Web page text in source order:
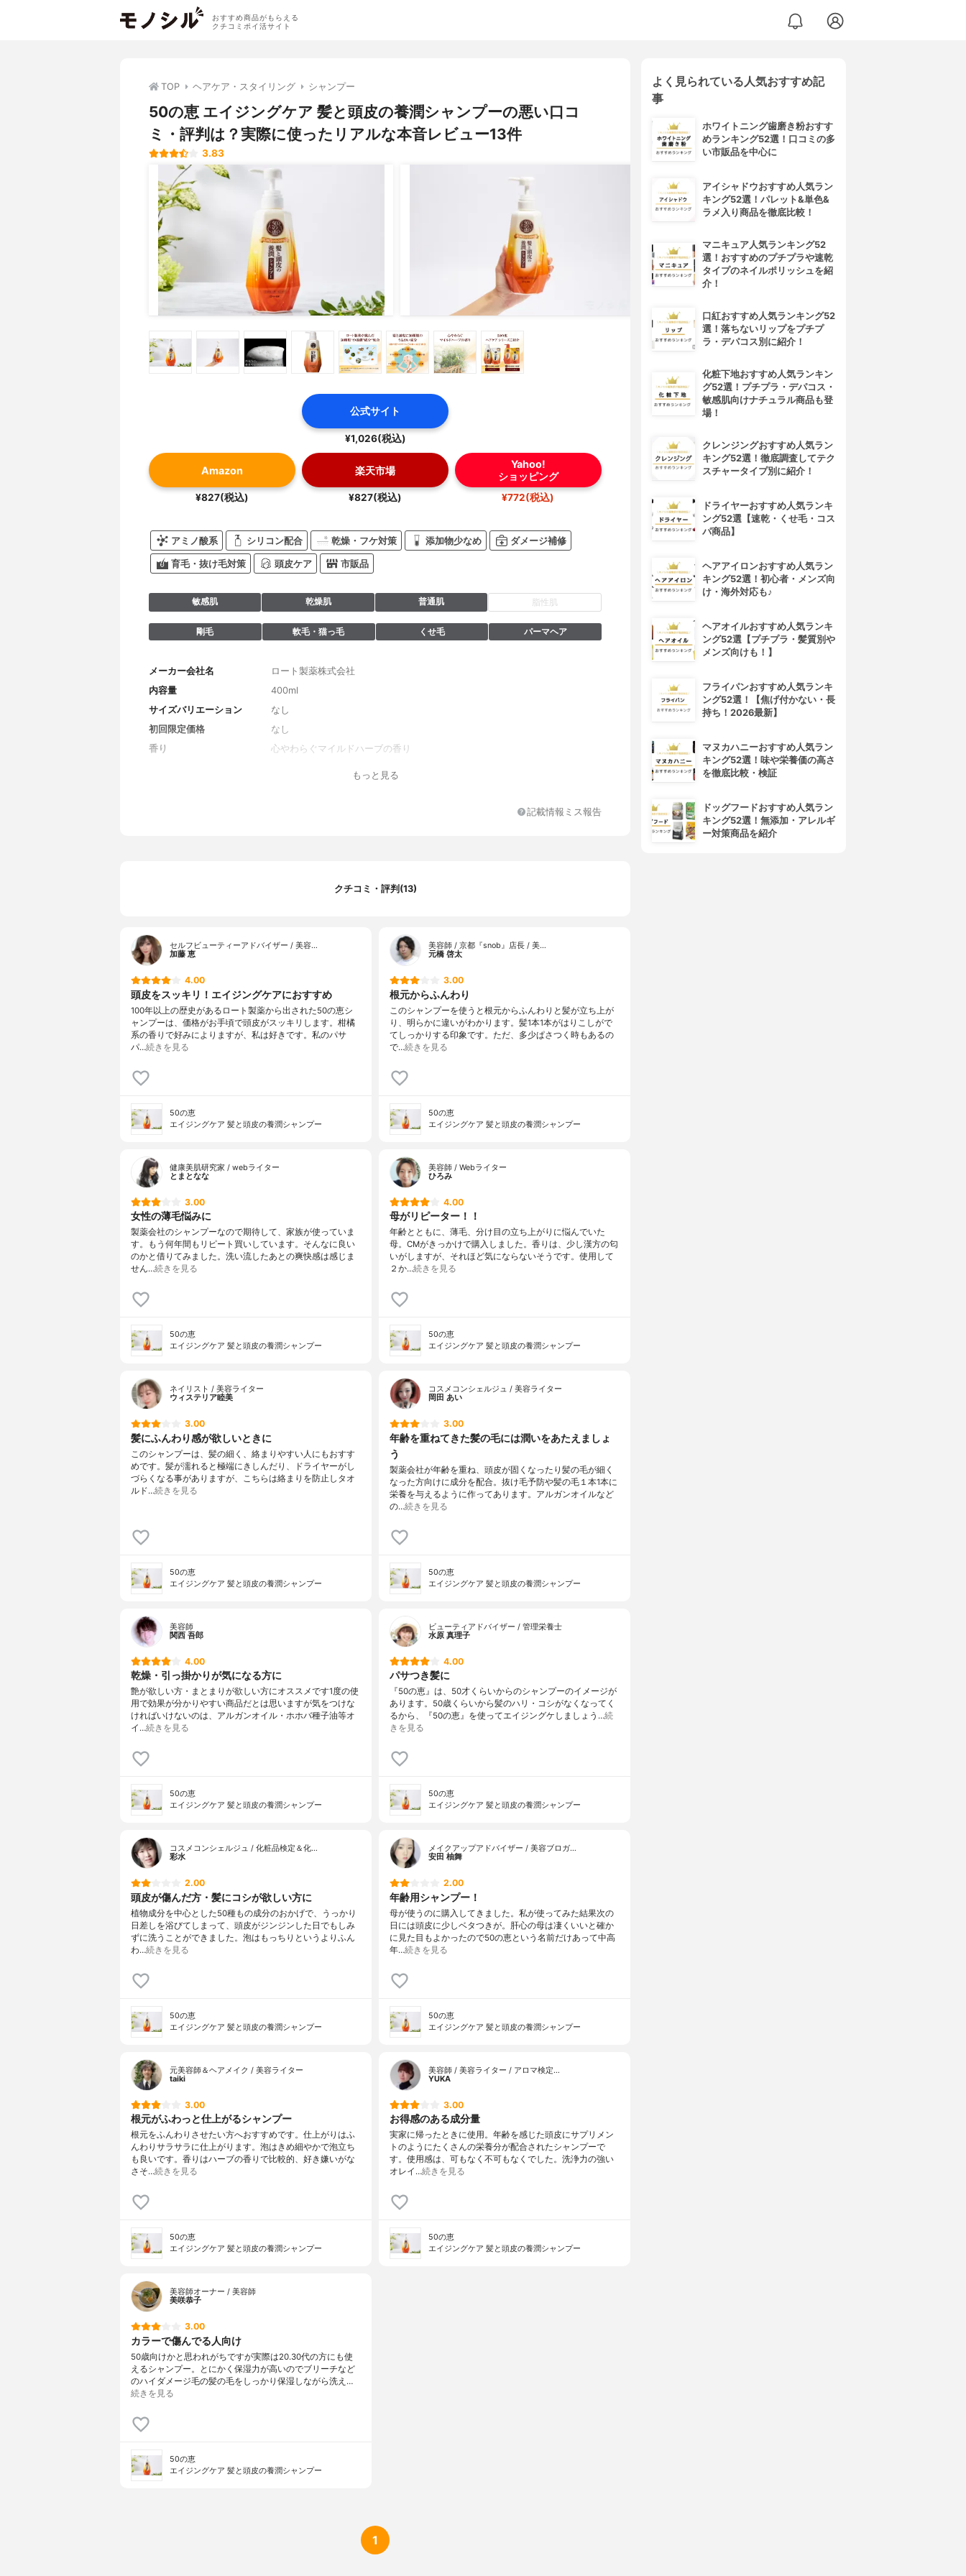
おすすめ商品がもらえる
クチコミポイ活サイト
TOP ヘアケア・スタイリング シャンプー
50の恵 エイジングケア 髪と頭皮の養潤シャンプーの悪い口コ
ミ・評判は？実際に使ったリアルな本音レビュー13件
3.83
公式サイト
¥1,026(税込)
Amazon
¥827(税込)
楽天市場
¥827(税込)
Yahoo!
ショッピング
¥772(税込)
アミノ酸系 シリコン配合 乾燥・フケ対策 添加物少なめ ダメージ補修
育毛・抜け毛対策 頭皮ケア 市販品
敏感肌 乾燥肌 普通肌 脂性肌
剛毛 軟毛・猫っ毛 くせ毛 パーマヘア
メーカー会社名
ロート製薬株式会社
内容量
400ml
サイズバリエーション
なし
初回限定価格
なし
香り
心やわらぐマイルドハーブの香り
水、ラウラミドプロピルベタイン、DPG、ココイルグルタミン酸TEA、ラウロ
イルメチルアラニンNa、オレフィン(C14-16)スルホン酸Na、コカミドDEA、
ン、マカデミア種子油、グリチルリチン酸2K、アルガニアスピノサ核油(アル
ユズ果実エキス、ミリスチン酸ポリグリセリル-10、セラミド2、セラミド5、
酸/カプリン酸)グリセリル、トコフェロール、ポリクオタニウム-10、ポリオキ
シエチレンセチルステアリルジエーテル、ジメチコン、クエン酸、ポリクオタ
ン、BHT、EDTA-2Ma、ラウレス-2、ラウレス-21、ジココジモニウムクロリ
ド、ステアリルトリモニウムクロリド、γ-ドコサラクトン、セバシン酸ジエチ
ル、クオタニウム-33、BG、PCA-Na、べタイン、ソルビトール、グリシン、
アラニン、プロリン、セリン、トレオニン、アルギニン、リシン、グルタミン
酸、エタノール、フェノキシエタノール、メチルパラベン、香料
もっと見る
記載情報ミス報告
クチコミ・評判(13)
セルフビューティーアドバイザー / 美容…
加藤 恵
4.00
頭皮をスッキリ！エイジングケアにおすすめ
100年以上の歴史があるロート製薬から出された50の恵シ
ャンプーは、価格がお手頃で頭皮がスッキリします。柑橘
系の香りで好みによりますが、私は好きです。私のパサ
パ…続きを見る
50の恵
エイジングケア 髪と頭皮の養潤シャンプー
美容師 / 京都『snob』店長 / 美…
元橋 啓太
3.00
根元からふんわり
このシャンプーを使うと根元からふんわりと髪が立ち上が
り、明らかに違いがわかります。髪1本1本がはりこしがで
てしっかりする印象です。ただ、多少ぱさつく時もあるの
で…続きを見る
50の恵
エイジングケア 髪と頭皮の養潤シャンプー
健康美肌研究家 / webライター
とまとなな
3.00
女性の薄毛悩みに
製薬会社のシャンプーなので期待して、家族が使っていま
す。もう何年間もリピート買いしています。そんなに良い
のかと借りてみました。洗い流したあとの爽快感は感じま
せん…続きを見る
50の恵
エイジングケア 髪と頭皮の養潤シャンプー
美容師 / Webライター
ひろみ
4.00
母がリピーター！！
年齢とともに、薄毛、分け目の立ち上がりに悩んでいた
母。CMがきっかけで購入しました。香りは、少し漢方の匂
いがしますが、それほど気にならないそうです。使用して
２か…続きを見る
50の恵
エイジングケア 髪と頭皮の養潤シャンプー
ネイリスト / 美容ライター
ウィステリア睦美
3.00
髪にふんわり感が欲しいときに
このシャンプーは、髪の細く、絡まりやすい人にもおすす
めです。髪が濡れると極端にきしんだり、ドライヤーがし
づらくなる事がありますが、こちらは絡まりを防止しタオ
ルド…続きを見る
50の恵
エイジングケア 髪と頭皮の養潤シャンプー
コスメコンシェルジュ / 美容ライター
岡田 あい
3.00
年齢を重ねてきた髪の毛には潤いをあたえましょ
う
製薬会社が年齢を重ね、頭皮が固くなったり髪の毛が細く
なった方向けに成分を配合。抜け毛予防や髪の毛１本1本に
栄養を与えるように作ってあります。アルガンオイルなど
の…続きを見る
50の恵
エイジングケア 髪と頭皮の養潤シャンプー
美容師
関西 吾郎
4.00
乾燥・引っ掛かりが気になる方に
艶が欲しい方・まとまりが欲しい方にオススメです1度の使
用で効果が分かりやすい商品だとは思いますが気をつけな
ければいけないのは、アルガンオイル・ホホバ種子油等オ
イ…続きを見る
50の恵
エイジングケア 髪と頭皮の養潤シャンプー
ビューティアドバイザー / 管理栄養士
水原 真理子
4.00
パサつき髪に
『50の恵』は、50才くらいからのシャンプーのイメージが
あります。50歳くらいから髪のハリ・コシがなくなってく
るから、『50の恵』を使ってエイジングケしましょう…続
きを見る
50の恵
エイジングケア 髪と頭皮の養潤シャンプー
コスメコンシェルジュ / 化粧品検定＆化…
彩水
2.00
頭皮が傷んだ方・髪にコシが欲しい方に
植物成分を中心とした50種もの成分のおかげで、うっかり
日差しを浴びてしまって、頭皮がジンジンした日でもしみ
ずに洗うことができました。泡はもっちりというよりふん
わ…続きを見る
50の恵
エイジングケア 髪と頭皮の養潤シャンプー
メイクアップアドバイザー / 美容ブロガ…
安田 柚舞
2.00
年齢用シャンプー！
母が使うのに購入してきました。私が使ってみた結果次の
日には頭皮に少しベタつきが。肝心の母は凄くいいと確か
に見た目もよかったので50の恵という名前だけあって中高
年…続きを見る
50の恵
エイジングケア 髪と頭皮の養潤シャンプー
元美容師＆ヘアメイク / 美容ライター
taiki
3.00
根元がふわっと仕上がるシャンプー
根元をふんわりさせたい方へおすすめです。仕上がりはふ
んわりサラサラに仕上がります。泡はきめ細やかで泡立ち
も良いです。香りはハーブの香りで比較的、好き嫌いがな
さそ…続きを見る
50の恵
エイジングケア 髪と頭皮の養潤シャンプー
美容師 / 美容ライター / アロマ検定…
YUKA
3.00
お得感のある成分量
実家に帰ったときに使用。年齢を感じた頭皮にサプリメン
トのようにたくさんの栄養分が配合されたシャンプーで
す。使用感は、可もなく不可もなくでした。洗浄力の強い
オレイ…続きを見る
50の恵
エイジングケア 髪と頭皮の養潤シャンプー
美容師オーナー / 美容師
美咲恭子
3.00
カラーで傷んでる人向け
50歳向けかと思われがちですが実際は20.30代の方にも使
えるシャンプー。とにかく保湿力が高いのでブリーチなど
のハイダメージ毛の髪の毛をしっかり保湿しながら洗え…
続きを見る
50の恵
エイジングケア 髪と頭皮の養潤シャンプー
1
よく見られている人気おすすめ記
事
ホワイトニング歯磨き粉おすす
めランキング52選！口コミの多
い市販品を中心に
アイシャドウおすすめ人気ラン
キング52選！パレット&単色&
ラメ入り商品を徹底比較！
マニキュア人気ランキング52
選！おすすめのプチプラや速乾
タイプのネイルポリッシュを紹
介！
口紅おすすめ人気ランキング52
選！落ちないリップをプチプ
ラ・デパコス別に紹介！
化粧下地おすすめ人気ランキン
グ52選！プチプラ・デパコス・
敏感肌向けナチュラル商品も登
場！
クレンジングおすすめ人気ラン
キング52選！徹底調査してテク
スチャータイプ別に紹介！
ドライヤーおすすめ人気ランキ
ング52選【速乾・くせ毛・コス
パ商品】
ヘアアイロンおすすめ人気ラン
キング52選！初心者・メンズ向
け・海外対応も♪
ヘアオイルおすすめ人気ランキ
ング52選【プチプラ・髪質別や
メンズ向けも！】
フライパンおすすめ人気ランキ
ング52選！【焦げ付かない・長
持ち！2026最新】
マヌカハニーおすすめ人気ラン
キング52選！味や栄養価の高さ
を徹底比較・検証
ドッグフードおすすめ人気ラン
キング52選！無添加・アレルギ
ー対策商品を紹介